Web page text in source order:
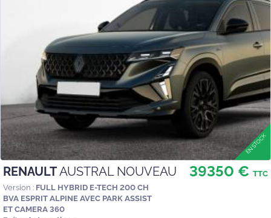
RENAULTAUSTRAL NOUVEAU
Version : FULL HYBRID E-TECH 200 CH
BVA ESPRIT ALPINE AVEC PARK ASSIST
ET CAMERA 360
39350 € TTC